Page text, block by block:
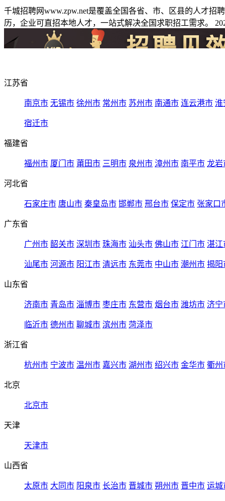
千城招聘网www.zpw.net是覆盖全国各省、市、区县的人才
历，企业可直招本地人才，一站式解决全国求职招工需求。
江苏省
南京市 无锡市 徐州市 常州市 苏州市 南通市 连云港市 淮
宿迁市
福建省
福州市 厦门市 莆田市 三明市 泉州市 漳州市 南平市 龙岩
河北省
石家庄市 唐山市 秦皇岛市 邯郸市 邢台市 保定市 张家口
广东省
广州市 韶关市 深圳市 珠海市 汕头市 佛山市 江门市 湛江
汕尾市 河源市 阳江市 清远市 东莞市 中山市 潮州市 揭阳
山东省
济南市 青岛市 淄博市 枣庄市 东营市 烟台市 潍坊市 济宁
临沂市 德州市 聊城市 滨州市 菏泽市
浙江省
杭州市 宁波市 温州市 嘉兴市 湖州市 绍兴市 金华市 衢州
北京
北京市
天津
天津市
山西省
太原市 大同市 阳泉市 长治市 晋城市 朔州市 晋中市 运城